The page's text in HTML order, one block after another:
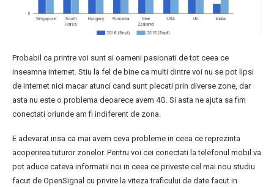
Probabil ca printre voi sunt si oameni pasionati de tot ceea ce
inseamna internet. Stiu la fel de bine ca multi dintre voi nu se pot lipsi
de internet nici macar atunci cand sunt plecati prin diverse zone, dar
asta nu este o problema deoarece avem 4G. Si asta ne ajuta sa fim
conectati oriunde am fi indiferent de zona.
E adevarat insa ca mai avem ceva probleme in ceea ce reprezinta
acoperirea tuturor zonelor. Pentru voi cei conectati la telefonul mobil va
pot aduce cateva informatii noi in ceea ce priveste cel mai nou studiu
facut de OpenSignal cu privire la viteza traficului de date facut in